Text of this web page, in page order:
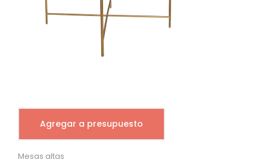
Agregar a presupuesto
Mesas altas